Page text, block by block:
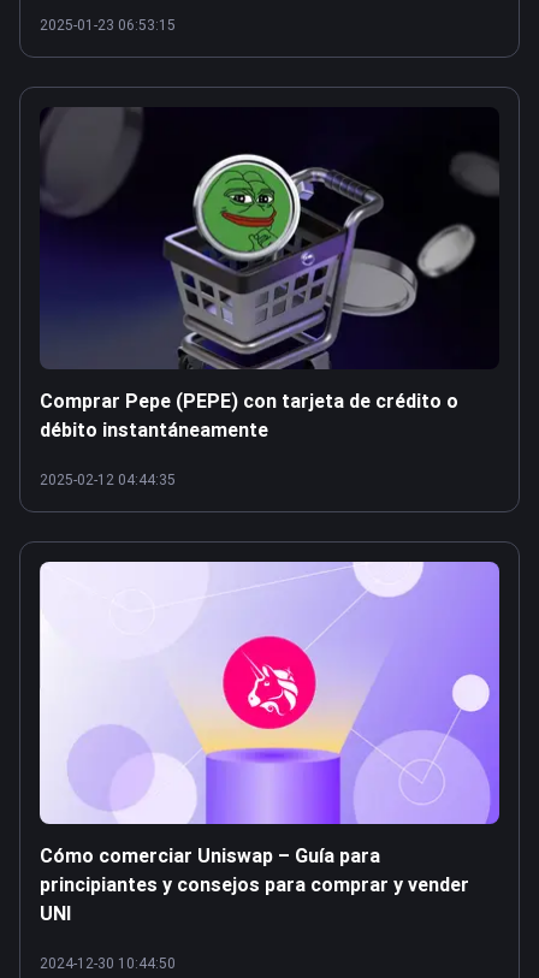
2025-01-23 06:53:15
Comprar Pepe (PEPE) con tarjeta de crédito o
débito instantáneamente
2025-02-12 04:44:35
Cómo comerciar Uniswap – Guía para
principiantes y consejos para comprar y vender
UNI
2024-12-30 10:44:50